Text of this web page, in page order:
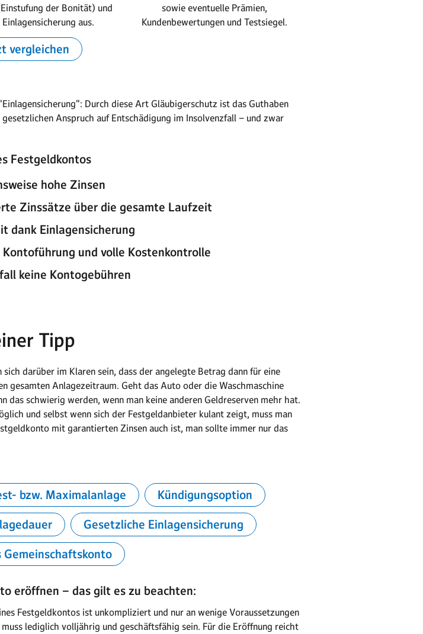
der Bonität) und
aus.
vergleichen
sowie eventuelle Prämien,
Kundenbewertungen und Testsiegel.
Durch diese Art Gläubigerschutz ist das Guthaben
Anspruch auf Entschädigung im Insolvenzfall – und zwar
Festgeldkontos
hohe Zinsen
Zinssätze über die gesamte Laufzeit
dank Einlagensicherung
Kontoführung und volle Kostenkontrolle
keine Kontogebühren
Tipp
darüber im Klaren sein, dass der angelegte Betrag dann für eine
Anlagezeitraum. Geht das Auto oder die Waschmaschine
schwierig werden, wenn man keine anderen Geldreserven mehr hat.
und selbst wenn sich der Festgeldanbieter kulant zeigt, muss man
mit garantierten Zinsen auch ist, man sollte immer nur das
bzw. Maximalanlage
Kündigungsoption
Gesetzliche Einlagensicherung
Gemeinschaftskonto
eröffnen – das gilt es zu beachten:
Festgeldkontos ist unkompliziert und nur an wenige Voraussetzungen
lediglich volljährig und geschäftsfähig sein. Für die Eröffnung reicht